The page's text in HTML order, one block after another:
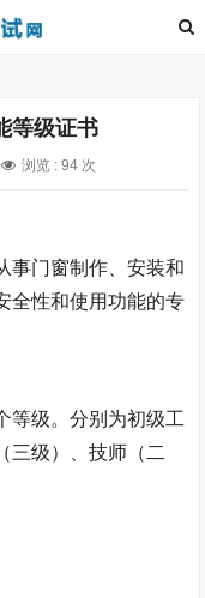
等级证书
浏览 : 94 次
事门窗制作、安装和
全性和使用功能的专
等级。分别为初级工
三级）、技师（二